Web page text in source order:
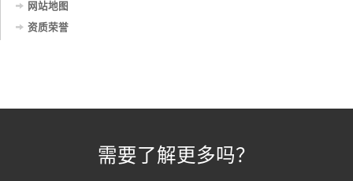
网站地图
资质荣誉
需要了解更多吗？